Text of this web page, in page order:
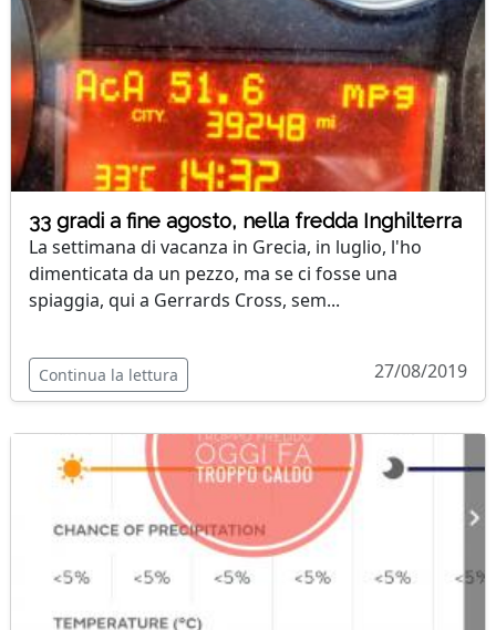
33 gradi a fine agosto, nella fredda Inghilterra
La settimana di vacanza in Grecia, in luglio, l'ho
dimenticata da un pezzo, ma se ci fosse una
spiaggia, qui a Gerrards Cross, sem...
Continua la lettura 27/08/2019